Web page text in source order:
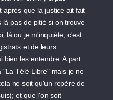
après que la justice ait fait
là pas de pitié si on trouve
là ou je m'inquiète, c'est
et de leurs
bien les entendre. A part
"La Télé Libre" mais je ne
ne soit qu'un repère de
et que l'on soit